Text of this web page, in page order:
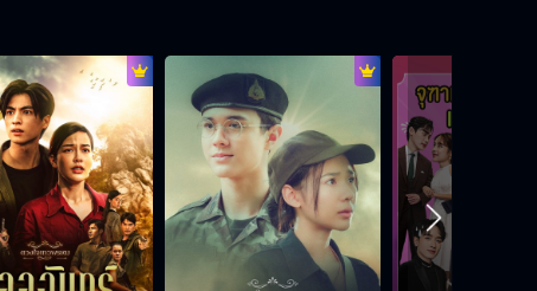
ผมจะเก็บเรื่องนี้ไว้เป็นความลับสุดยอด
เราซ้อมมาดีแล้ว เราต้องทำได้